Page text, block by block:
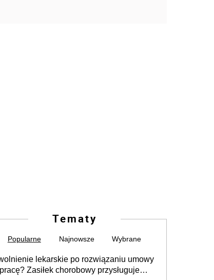
Tematy
Popularne Najnowsze Wybrane
lekarskie po rozwiązaniu umowy
Zasiłek chorobowy przysługuje